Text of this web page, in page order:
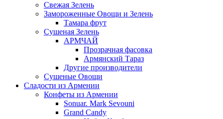
Свежая Зелень
Замороженные Овощи и Зелень
Тамара фрут
Сушеная Зелень
АРМЧАЙ
Прозрачная фасовка
Армянский Тараз
Другие производители
Сушеные Овощи
Сладости из Армении
Конфеты из Армении
Sonuar. Mark Sevouni
Grand Candy